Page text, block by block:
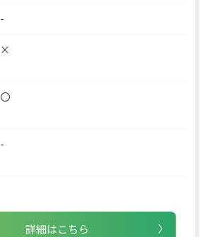
-
×
〇
-
詳細はこちら